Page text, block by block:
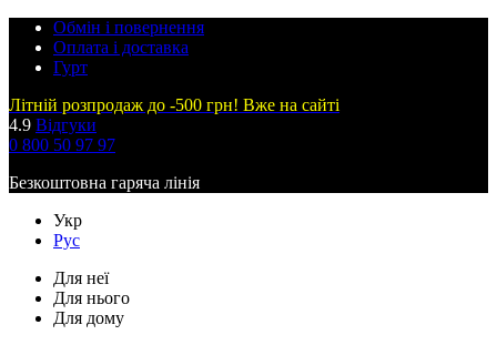
Обмін і повернення
Оплата і доставка
Гурт
Літній розпродаж до -500 грн! Вже на сайті
4.9 Відгуки
0 800 50 97 97
Безкоштовна гаряча лінія
Укр
Рус
Для неї
Для нього
Для дому